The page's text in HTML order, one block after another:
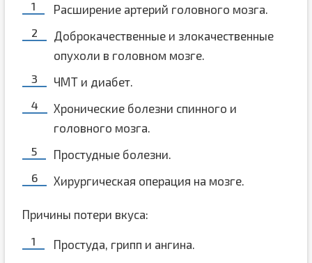
Расширение артерий головного мозга.
Доброкачественные и злокачественные
опухоли в головном мозге.
ЧМТ и диабет.
Хронические болезни спинного и
головного мозга.
Простудные болезни.
Хирургическая операция на мозге.
Причины потери вкуса:
Простуда, грипп и ангина.